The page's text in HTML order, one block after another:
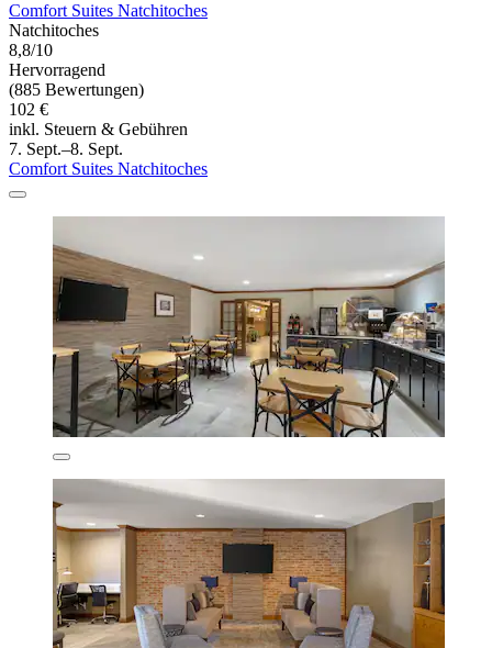
Comfort Suites Natchitoches
Natchitoches
8,8/10
Hervorragend
(885 Bewertungen)
102 €
inkl. Steuern & Gebühren
7. Sept.–8. Sept.
Comfort Suites Natchitoches